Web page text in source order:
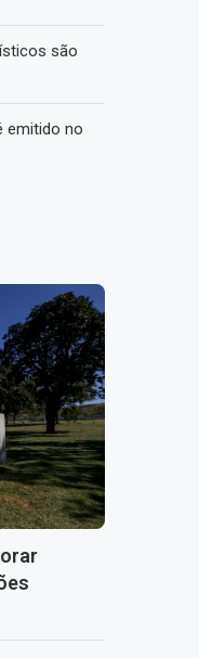
são
emitido no